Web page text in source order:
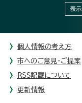
表示
個人情報の考え方
市へのご意見・ご提案
RSS記載について
更新情報